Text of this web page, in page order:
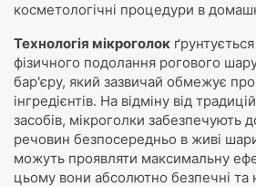
косметологічні процедури в
Технологія мікроголок
фізичного подолання рогового
бар'єру, який зазвичай обмежує
інгредієнтів. На відміну від
засобів, мікроголки забезпечують
речовин безпосередньо в живі
можуть проявляти максимальну
цьому вони абсолютно безпечні